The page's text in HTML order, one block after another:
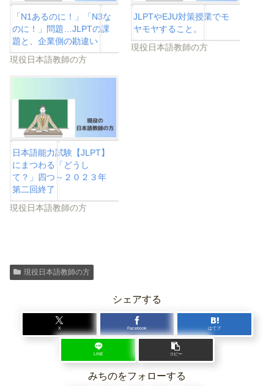
「N1あるのに！」「N3な
のに！」問題…JLPTの課
題と、企業側の勘違い
現役日本語教師の方
JLPTやEJU対策授業でモ
ヤモヤすること。
現役日本語教師の方
日本語能力試験【JLPT】
にまつわる「どうし
て？」四つ～２０２３年
第二回終了
現役日本語教師の方
現役日本語教師の方
シェアする
X Facebook はてブ
LINE コピー
みちのをフォローする